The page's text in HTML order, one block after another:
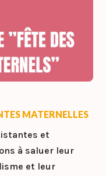
MATERNELLES
et
à saluer leur
et leur